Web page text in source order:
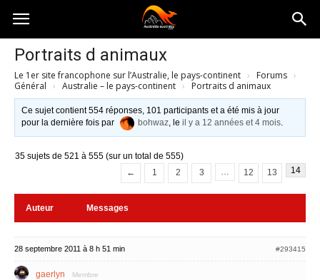
Australia-
australie.com
Portraits d animaux
Le 1er site francophone sur l’Australie, le pays-continent › Forums ›
Général › Australie – le pays-continent › Portraits d animaux
Ce sujet contient 554 réponses, 101 participants et a été mis à jour
pour la dernière fois par
bohwaz, leil y a 12 années et 4 mois.
35 sujets de 521 à 555 (sur un total de 555)
←
1 2 3 … 12 13 14
Auteur Messages
28 septembre 2011 à 8 h 51 min #293415
gaerlyn Membre